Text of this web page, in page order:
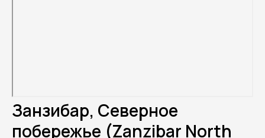
Занзибар, Северное
побережье (Zanzibar North